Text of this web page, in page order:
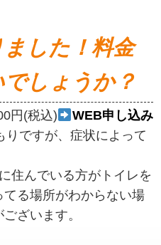
した！料金
しょうか？
円(税込)
WEB申し込み
りですが、症状によって
住んでいる方がトイレを
る場所がわからない場
ざいます。